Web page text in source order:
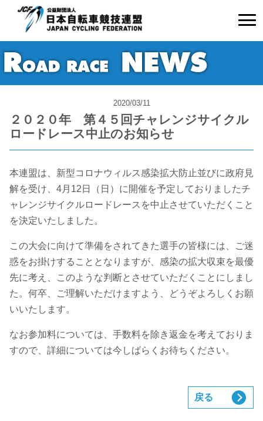
2020/03/11
２０２０年 第４５回チャレンジサイクル
ロードレース中止のお知らせ
本連盟は、新型コロナウィルス感染拡大防止並びに政府見
解を受け、4月12日（日）に開催を予定しておりましたチ
ャレンジサイクルロードレースを中止させていただくこと
を決定いたしました。
この大会に向けて準備をされてきた選手の皆様には、ご迷
惑をお掛けすることとなりますが、感染の拡大収束を最優
先に考え、このような判断とさせていただくことにしまし
た。何卒、ご理解いただけますよう、どうぞよろしくお願
いいたします。
なお参加料については、手数料を除き返金を考えておりま
すので、詳細については今しばらくお待ちください。
戻る